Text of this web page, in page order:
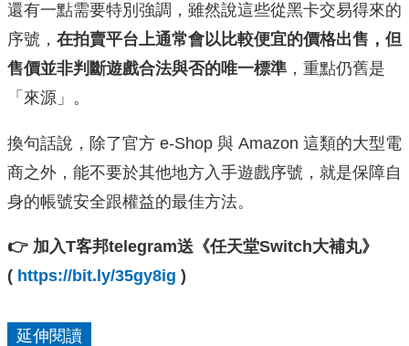
還有一點需要特別強調，雖然說這些從黑卡交易得來的
序號， 在拍賣平台上通常會以比較便宜的價格出售，但
售價並非判斷遊戲合法與否的唯一標準 ，重點仍舊是
「來源」。
換句話說，除了官方 e-Shop 與 Amazon 這類的大型電
商之外，能不要於其他地方入手遊戲序號，就是保障自
身的帳號安全跟權益的最佳方法。
👉 加入T客邦telegram送《任天堂Switch大補丸》
( https://bit.ly/35gy8ig )
延伸閱讀